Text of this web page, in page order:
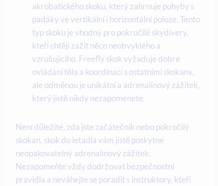
akrobatického skoku, který zahrnuje pohyby s
padáky ve vertikální i horizontální poloze. Tento
typ skoku je vhodný pro pokročilé skydivery,
kteří chtějí zažít něco neobvyklého a
vzrušujícího. Freefly skok vyžaduje dobré
ovládání těla a koordinaci s ostatními skokany,
ale odměnou je unikátní a adrenalinový zážitek,
který jistě nikdy nezapomenete.
Není důležité, zda jste začátečník nebo pokročilý
skokan, skok do letadla vám jistě poskytne
neopakovatelný adrenalinový zážitek.
Nezapomeňte vždy dodržovat bezpečnostní
pravidla a neváhejte se poradit s instruktory, kteří